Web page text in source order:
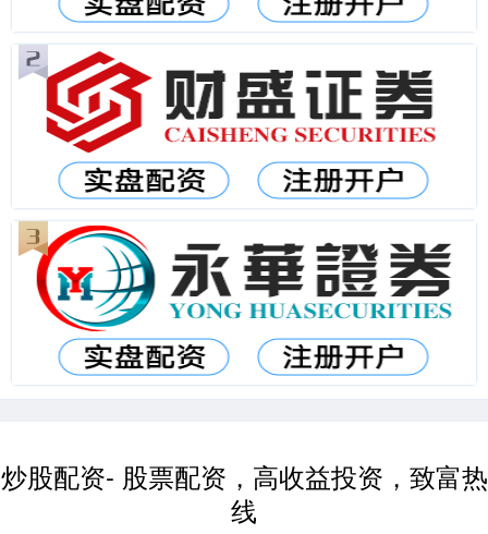
炒股配资- 股票配资，高收益投资，致富热
线